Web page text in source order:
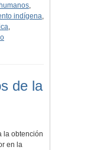
,
indígena,
,
de la
la obtención
en la